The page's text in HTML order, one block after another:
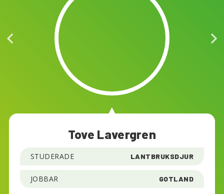
Tove Lavergren
STUDERADE LANTBRUKSDJUR
JOBBAR GOTLAND